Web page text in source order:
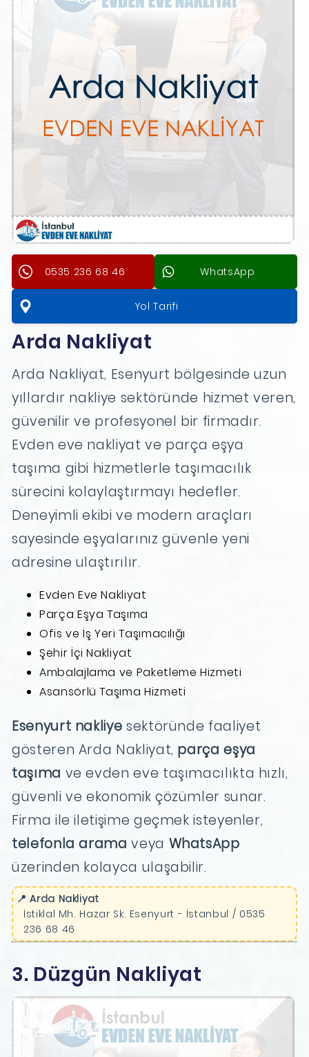
0535 236 68 46 WhatsApp
Yol Tarifi
Arda Nakliyat
Arda Nakliyat, Esenyurt bölgesinde uzun
yıllardır nakliye sektöründe hizmet veren,
güvenilir ve profesyonel bir firmadır.
Evden eve nakliyat ve parça eşya
taşıma gibi hizmetlerle taşımacılık
sürecini kolaylaştırmayı hedefler.
Deneyimli ekibi ve modern araçları
sayesinde eşyalarınız güvenle yeni
adresine ulaştırılır.
Evden Eve Nakliyat
Parça Eşya Taşıma
Ofis ve İş Yeri Taşımacılığı
Şehir İçi Nakliyat
Ambalajlama ve Paketleme Hizmeti
Asansörlü Taşıma Hizmeti
Esenyurt nakliye sektöründe faaliyet
gösteren Arda Nakliyat, parça eşya
taşıma ve evden eve taşımacılıkta hızlı,
güvenli ve ekonomik çözümler sunar.
Firma ile iletişime geçmek isteyenler,
telefonla arama veya WhatsApp
üzerinden kolayca ulaşabilir.
📍 Arda Nakliyat
İstiklal Mh. Hazar Sk. Esenyurt - İstanbul / 0535
236 68 46
3. Düzgün Nakliyat